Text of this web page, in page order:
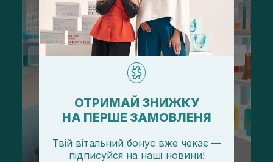
ОТРИМАЙ ЗНИЖКУ
НА ПЕРШЕ ЗАМОВЛЕНЯ
Твій вітальний бонус вже чекає —
підписуйся на наші новини!